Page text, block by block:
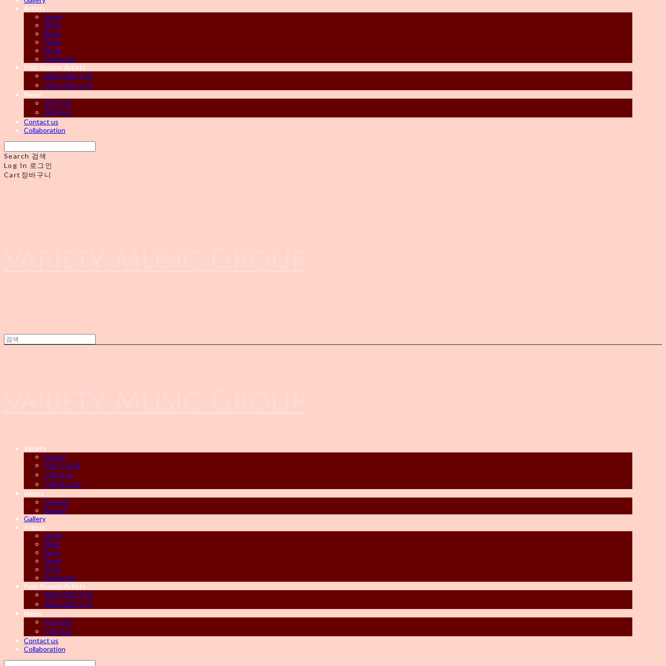
Artists
String
Wind
Brass
Piano
Vocal
Composer
Past Season Artists
2024-2025 시즌
2022-2023 시즌
News
공지사항
언론 보도
Contact us
Collaboration
Search 검색
Log In 로그인
Cart 장바구니
Variety
Variety
대표 인사말
사업 소개
기획 팀 소개
Works
Concert
Record
Gallery
Artists
String
Wind
Brass
Piano
Vocal
Composer
Past Season Artists
2024-2025 시즌
2022-2023 시즌
News
공지사항
언론 보도
Contact us
Collaboration